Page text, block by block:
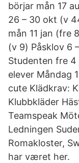
börjar mån 17
26 – 30 okt (v
mån 11 jan (fre
(v 9) Påsklov 6
Studenten fre 4
elever Måndag
cute Klädkrav:
Klubbkläder
Teamspeak
Ledningen
Romakloster,
har været her.